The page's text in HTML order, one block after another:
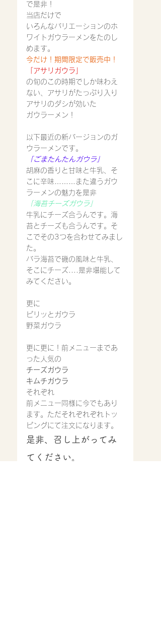
で是非！
当店だけで
いろんなバリエーションのホ
ワイトガウラーメンをたのし
めます。
今だけ！期間限定で販売中！
「アサリガウラ」
の旬のこの時期でしか味わえ
ない、アサリがたっぷり入り
アサリのダシが効いた
ガウラーメン！
以下最近の新バージョンのガ
ウラーメンです。
「ごまたんたんガウラ」
胡麻の香りと甘味と牛乳、そ
こに辛味………また違うガウ
ラーメンの魅力を是非
「海苔チーズガウラ」
牛乳にチーズ合うんです。海
苔とチーズも合うんです。そ
こでその3つを合わせてみまし
た。
バラ海苔で磯の風味と牛乳、
そこにチーズ....是非堪能して
みてください。
更に
ピリッとガウラ
野菜ガウラ
更に更に！前メニューまであ
った人気の
チーズガウラ
キムチガウラ
それぞれ
前メニュー同様に今でもあり
ます。ただそれぞれぞれトッ
ピングにて注文になります。
是非、召し上がってみ
てください。